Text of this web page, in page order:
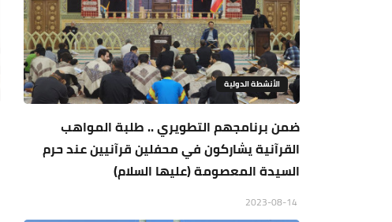
الأنشطة الدولية
ضمن برنامجهم التطويري .. طلبة المواهب
القرآنية يشاركون في محفلين قرآنيين عند حرم
السيدة المعصومة (عليها السلام)